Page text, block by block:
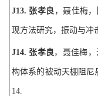
J13. 张孝良 ，聂佳梅
现方法研究，振动与冲
J14. 张孝良 ，聂佳梅
构体系的被动天棚阻尼
14.